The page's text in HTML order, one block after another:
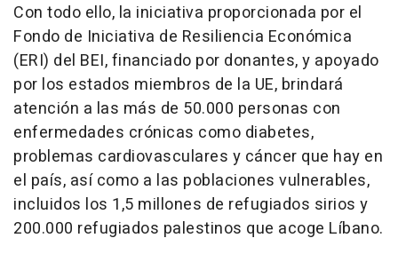
Con todo ello, la iniciativa proporcionada por el
Fondo de Iniciativa de Resiliencia Económica
(ERI) del BEI, financiado por donantes, y apoyado
por los estados miembros de la UE, brindará
atención a las más de 50.000 personas con
enfermedades crónicas como diabetes,
problemas cardiovasculares y cáncer que hay en
el país, así como a las poblaciones vulnerables,
incluidos los 1,5 millones de refugiados sirios y
200.000 refugiados palestinos que acoge Líbano.